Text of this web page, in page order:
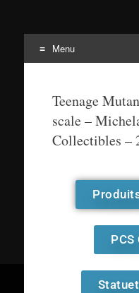
Menu
Teenage
scale –
Collectibles –